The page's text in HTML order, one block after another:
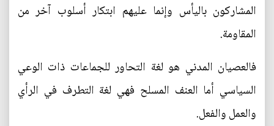
المشاركون باليأس وإنما عليهم ابتكار أسلوب آخر من
المقاومة.
فالعصيان المدني هو لغة التحاور للجماعات ذات الوعي
السياسي أما العنف المسلح فهي لغة التطرف في الرأي
والعمل والفعل.